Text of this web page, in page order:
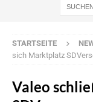
STARTSEITE
sich Marktplatz
Valeo